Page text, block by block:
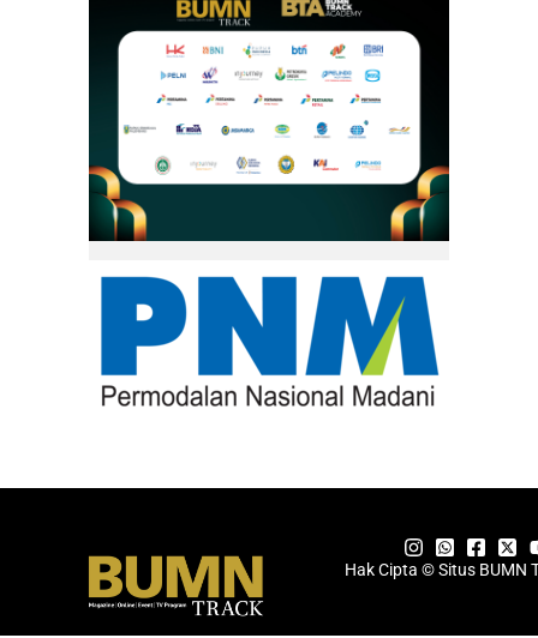
Hak Cipta © Situs BUMN